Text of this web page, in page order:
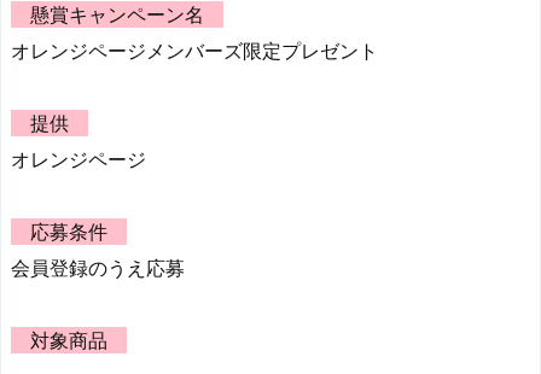
懸賞キャンペーン名
オレンジページメンバーズ限定プレゼント
提供
オレンジページ
応募条件
会員登録のうえ応募
対象商品